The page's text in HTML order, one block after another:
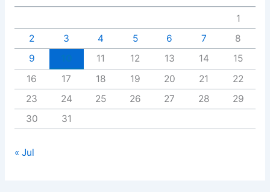
1
2
3 4 5 6 7
8
9
11 12 13 14
15
16
17 18 19 20 21
22
23
24 25 26 27 28
29
30
31
« Jul